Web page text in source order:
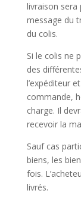
livraison sera
message du
du colis.
Si le colis ne
des
l’expéditeur
commande,
charge. Il
recevoir la
Sauf cas
biens, les
fois.
livrés.